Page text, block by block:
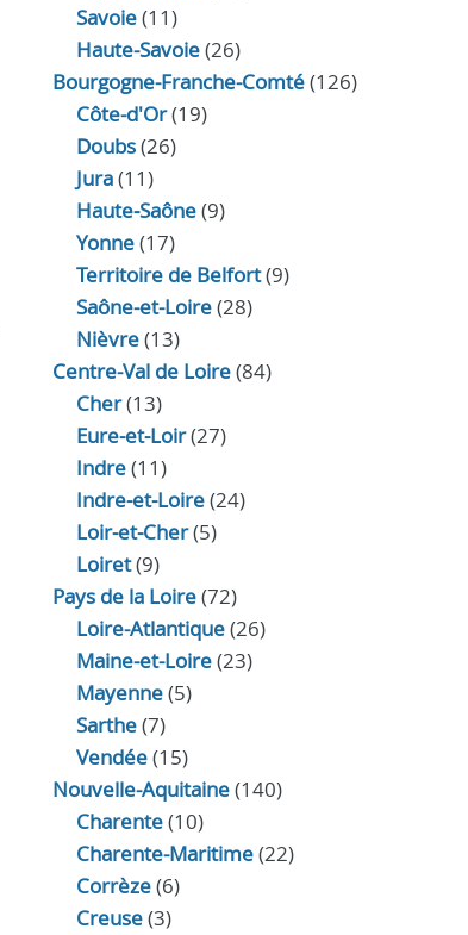
Savoie(11)
Haute-Savoie(26)
Bourgogne-Franche-Comté(126)
Côte-d'Or(19)
Doubs(26)
Jura(11)
Haute‑Saône(9)
Yonne(17)
Territoire de Belfort(9)
Saône-et-Loire(28)
Nièvre(13)
Centre-Val de Loire(84)
Cher(13)
Eure‑et‑Loir(27)
Indre(11)
Indre‑et‑Loire(24)
Loir‑et‑Cher(5)
Loiret(9)
Pays de la Loire(72)
Loire-Atlantique(26)
Maine-et-Loire(23)
Mayenne(5)
Sarthe(7)
Vendée(15)
Nouvelle-Aquitaine(140)
Charente(10)
Charente-Maritime(22)
Corrèze(6)
Creuse(3)